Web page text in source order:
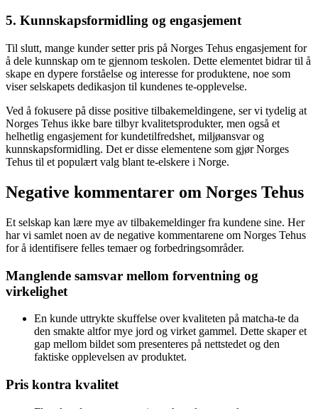
5. Kunnskapsformidling og engasjement
Til slutt, mange kunder setter pris på Norges Tehus engasjement for
å dele kunnskap om te gjennom teskolen. Dette elementet bidrar til å
skape en dypere forståelse og interesse for produktene, noe som
viser selskapets dedikasjon til kundenes te-opplevelse.
Ved å fokusere på disse positive tilbakemeldingene, ser vi tydelig at
Norges Tehus ikke bare tilbyr kvalitetsprodukter, men også et
helhetlig engasjement for kundetilfredshet, miljøansvar og
kunnskapsformidling. Det er disse elementene som gjør Norges
Tehus til et populært valg blant te-elskere i Norge.
Negative kommentarer om Norges Tehus
Et selskap kan lære mye av tilbakemeldinger fra kundene sine. Her
har vi samlet noen av de negative kommentarene om Norges Tehus
for å identifisere felles temaer og forbedringsområder.
Manglende samsvar mellom forventning og
virkelighet
En kunde uttrykte skuffelse over kvaliteten på matcha-te da
den smakte altfor mye jord og virket gammel. Dette skaper et
gap mellom bildet som presenteres på nettstedet og den
faktiske opplevelsen av produktet.
Pris kontra kvalitet